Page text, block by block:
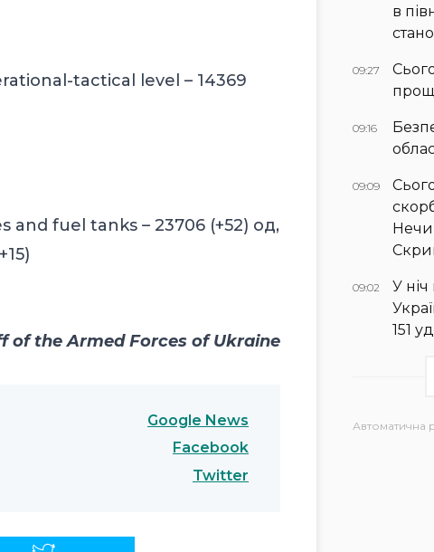
tactical level – 14369
and fuel tanks – 23706 (+52) од,
of the Armed Forces of Ukraine
Google News
Facebook
Twitter
в
09:27
09:16
09:09
09:02
У
151
Автоматична